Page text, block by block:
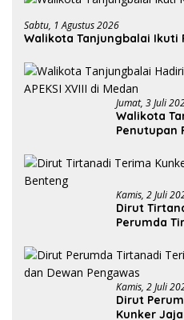
Sabtu, 1 Agustus 2026
Walikota Tanjungbalai Ikuti
Jumat, 3 Juli
Walikota
Penutupan
Kamis, 2 Juli
Dirut
Perumda
Kamis, 2 Juli
Dirut
Kunker